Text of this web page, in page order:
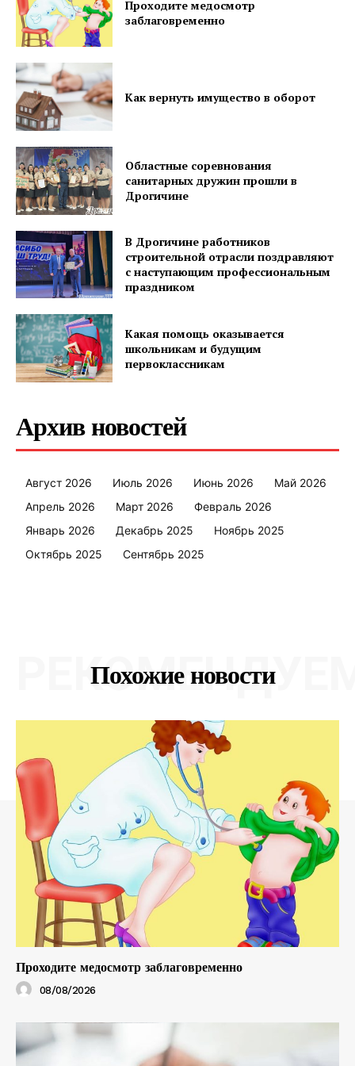
Редакция "ДВ"
Наша гісторыя
Контакты
Правила использования материалов
Проходите медосмотр
заблаговременно
Как вернуть имущество в оборот
Областные соревнования
санитарных дружин прошли в
Дрогичине
В Дрогичине работников
строительной отрасли поздравляют
с наступающим профессиональным
праздником
Какая помощь оказывается
школьникам и будущим
первоклассникам
Архив новостей
Август 2026 Июль 2026 Июнь 2026
Май 2026
Апрель 2026
Март 2026
Февраль 2026
Январь 2026
Декабрь 2025
Ноябрь 2025
Октябрь 2025
Сентябрь 2025
Похожие новости
Проходите медосмотр заблаговременно
08/08/2026